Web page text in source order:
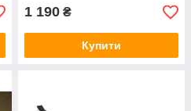
1 190 ₴
Купити